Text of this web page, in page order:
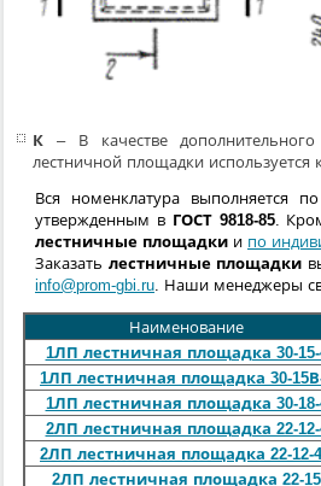
К – В качестве
лестничной площадки используется
Вся номенклатура выполняется
утвержденным в ГОСТ 9818-85.
лестничные площадки и по
Заказать лестничные площадки
info@prom-gbi.ru. Наши менеджеры
Наименование
1ЛП лестничная площадка 30-15-
1ЛП лестничная площадка 30-
1ЛП лестничная площадка 30-18-
2ЛП лестничная площадка 22-12-
2ЛП лестничная площадка 22-12-
2ЛП лестничная площадка 22-15